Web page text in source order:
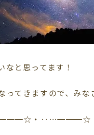
なと思ってます！
ってきますので、み
・